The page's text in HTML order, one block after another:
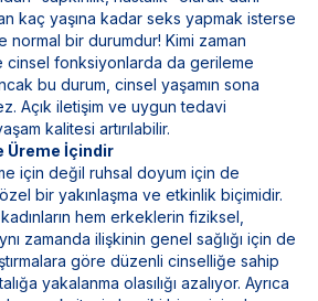
kaç yaşına kadar seks yapmak isterse
normal bir durumdur! Kimi zaman
cinsel fonksiyonlarda da gerileme
bu durum, cinsel yaşamın sona
Açık iletişim ve uygun tedavi
kalitesi artırılabilir.
Üreme İçindir
için değil ruhsal doyum için de
bir yakınlaşma ve etkinlik biçimidir.
hem erkeklerin fiziksel,
zamanda ilişkinin genel sağlığı için de
göre düzenli cinselliğe sahip
yakalanma olasılığı azalıyor. Ayrıca